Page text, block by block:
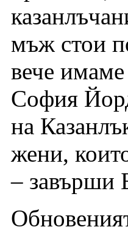
мъж стои
вече
София
на
жени,
– завърши